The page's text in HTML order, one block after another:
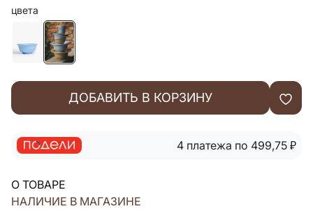
цвета
ДОБАВИТЬ В КОРЗИНУ
4 платежа по 499,75 ₽
О ТОВАРЕ
НАЛИЧИЕ В МАГАЗИНЕ